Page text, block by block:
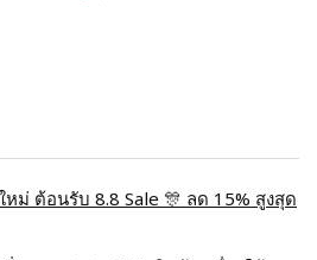
ม่ ต้อนรับ 8.8 Sale 🎊 ลด 15% สูงสุด